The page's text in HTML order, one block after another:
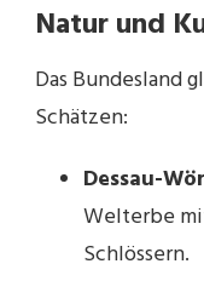
Natur und
Das Bundesland
Schätzen:
Dessau-
Welterbe
Schlössern.